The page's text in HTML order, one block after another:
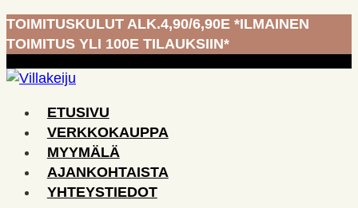
Siirry
sisältöön
TOIMITUSKULUT ALK.4,90/6,90E *ILMAINEN
TOIMITUS YLI 100E TILAUKSIIN*
ETUSIVU
VERKKOKAUPPA
MYYMÄLÄ
AJANKOHTAISTA
YHTEYSTIEDOT